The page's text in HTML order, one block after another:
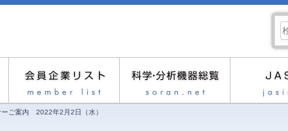
ーご案内 2022年2月2日（水）